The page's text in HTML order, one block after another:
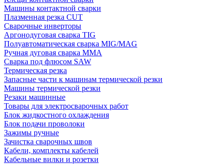
Машины контактной сварки
Плазменная резка CUT
Сварочные инверторы
Аргонодуговая сварка TIG
Полуавтоматическая сварка MIG/MAG
Ручная дуговая сварка MMA
Сварка под флюсом SAW
Термическая резка
Запасные части к машинам термической резки
Машины термической резки
Резаки машинные
Товары для электросварочных работ
Блок жидкостного охлаждения
Блок подачи проволоки
Зажимы ручные
Зачистка сварочных швов
Кабели, комплекты кабелей
Кабельные вилки и розетки